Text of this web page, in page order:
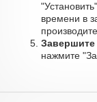
времени в
Завершите
нажмите